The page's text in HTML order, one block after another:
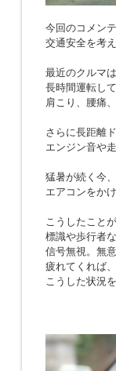
今回のコメン
交通安全を考
最近のクルマ
長時間運転し
肩こり、腰痛
さらに長距離
エンジン音や
猛暑が続く今
エアコンをか
こうしたこと
標識や歩行者
信号無視。無
疲れてくれば
こうした状況